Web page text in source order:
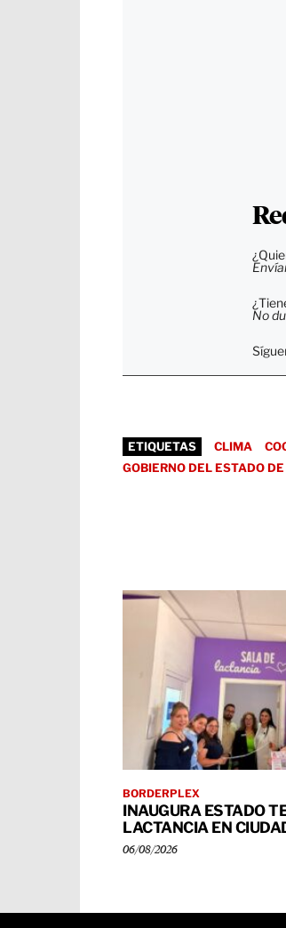
No
ETIQUETAS CLIMA
GOBIERNO DEL ESTADO
BORDERPLEX
INAUGURA ESTADO
LACTANCIA EN
06/08/2026